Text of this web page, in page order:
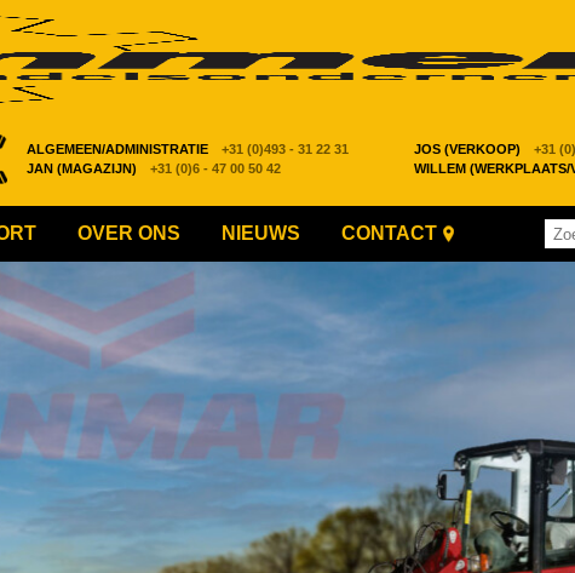
ALGEMEEN/ADMINISTRATIE +31 (0)493 - 31 22 31 JOS (VERKOOP)
+31
JAN (MAGAZIJN)
+31 (0)6 - 47 00 50 42 WILLEM (WERKPLAATS/
OVER ONS NIEUWS CONTACT